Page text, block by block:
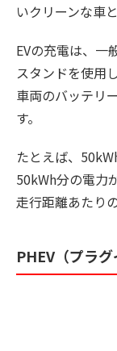
いクリーンな車
EVの充電は、一
スタンドを使用
車両のバッテリ
す。
たとえば、
50kWh分の電力
走行距離あたり
PHEV（プラ